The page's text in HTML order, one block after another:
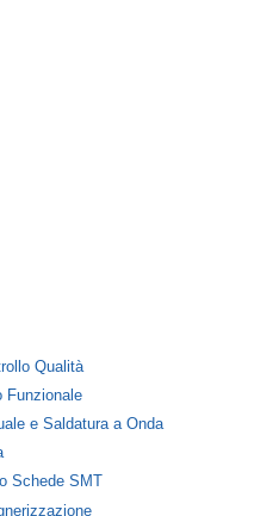
Qualità
Funzionale
e Saldatura a Onda
Schede SMT